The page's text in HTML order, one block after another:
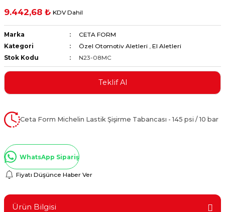
Kaplamalar
ve Multimetreler
ve Penseler
9.442,68 ₺ KDV Dahil
Marka
CETA FORM
Kategori
Özel Otomotiv Aletleri , El Aletleri
Stok Kodu
N23-08MC
Teklif Al
Ceta Form Michelin Lastik Şişirme Tabancası - 145 psi / 10 bar
WhatsApp Sipariş
Fiyatı Düşünce Haber Ver
Ürün Bilgisi